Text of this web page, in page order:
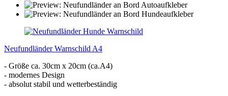
Neufundländer Warnschild A4
- Größe ca. 30cm x 20cm (ca.A4)
- modernes Design
- absolut stabil und wetterbeständig